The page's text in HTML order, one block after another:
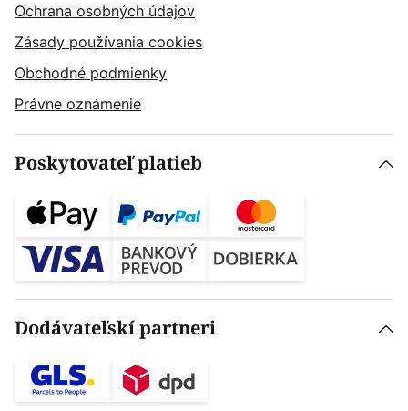
Ochrana osobných údajov
Zásady používania cookies
Obchodné podmienky
Právne oznámenie
Poskytovateľ platieb
Dodávateľskí partneri